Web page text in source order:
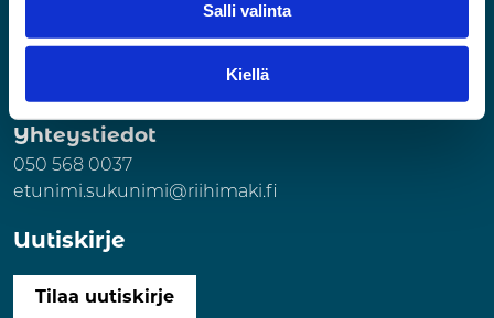
Salli valinta
Kiellä
Kaartokatu 2
Yhteystiedot
050 568 0037
etunimi.sukunimi@riihimaki.fi
Uutiskirje
Tilaa uutiskirje